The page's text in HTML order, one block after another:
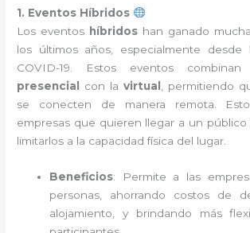
1. Eventos Híbridos
Los eventos híbridos han ganado
los últimos años, especialmente desde
COVID-19. Estos eventos
presencial
con lavirtual
, permitiendo
se conecten de manera remota.
empresas que quieren llegar a un público
limitarlos a la capacidad física del lugar.
Beneficios: Permite a las
personas, ahorrando costos de
alojamiento, y brindando más